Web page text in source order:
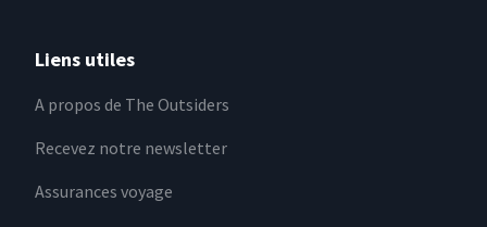
Liens utiles
A propos de The Outsiders
Recevez notre newsletter
Assurances voyage